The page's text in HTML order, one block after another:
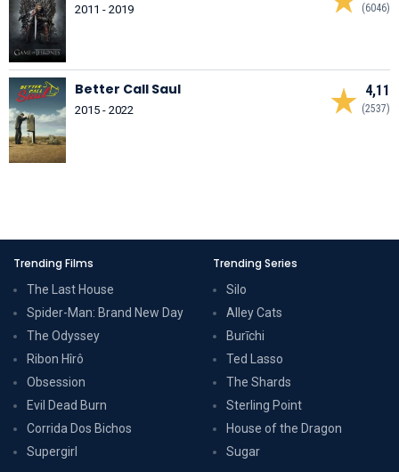
(6046)
2011 - 2019
4,11
(2537)
Better Call Saul
2015 - 2022
Trending Films
The Last House
Spider-Man: Brand New Day
The Odyssey
Ribon Hîrô
Obsession
Evil Dead Burn
Corrida Dos Bichos
Supergirl
Trending Series
Silo
Alley Cats
Burīchi
Ted Lasso
The Shards
Sterling Point
House of the Dragon
Sugar